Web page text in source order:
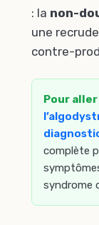
: la non-
une
contre-
Pour
complète
syndrome